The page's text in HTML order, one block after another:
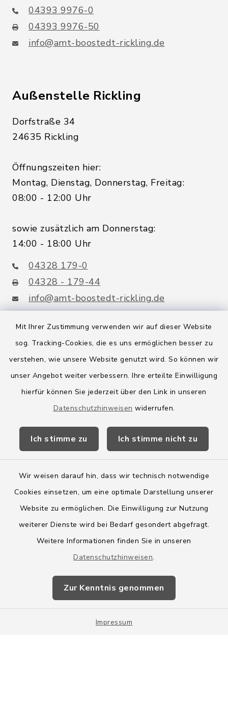
Mit Ihrer Zustimmung verwenden wir auf dieser Website
sog. Tracking-Cookies, die es uns ermöglichen besser zu
verstehen, wie unsere Website genutzt wird. So können wir
unser Angebot weiter verbessern. Ihre erteilte Einwilligung
hierfür können Sie jederzeit über den Link in unseren
Datenschutzhinweisen widerrufen.
Ich stimme zu Ich stimme nicht zu
Wir weisen darauf hin, dass wir technisch notwendige
Cookies einsetzen, um eine optimale Darstellung unserer
Website zu ermöglichen. Die Einwilligung zur Nutzung
weiterer Dienste wird bei Bedarf gesondert abgefragt.
Weitere Informationen finden Sie in unseren
Datenschutzhinweisen.
Zur Kenntnis genommen
Impressum
04393 9976-0
04393 9976-50
info@amt-boostedt-rickling.de
Außenstelle Rickling
Dorfstraße 34
24635 Rickling
Öffnungszeiten hier:
Montag, Dienstag, Donnerstag, Freitag:
08:00 - 12:00 Uhr
sowie zusätzlich am Donnerstag:
14:00 - 18:00 Uhr
04328 179-0
04328 - 179-44
info@amt-boostedt-rickling.de
Quicklinks
Amt Boostedt-Rickling
Amtsbroschüre
Wege-Zweckverband
Barrierefreiheit
Impressum
Sitemap